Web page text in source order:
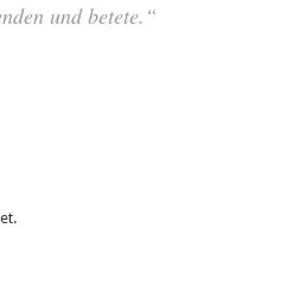
und betete.“